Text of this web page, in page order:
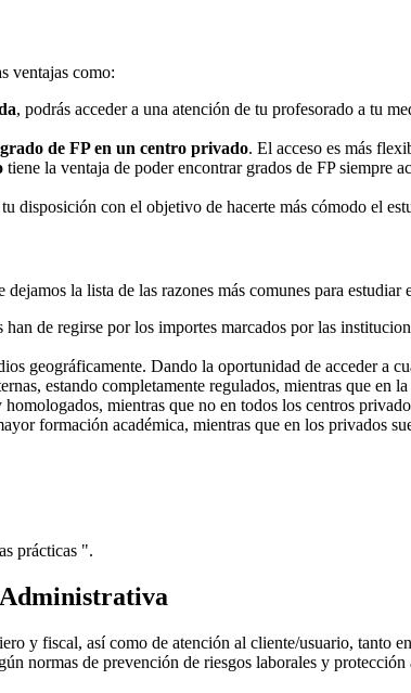
ventajas como:
, podrás acceder a una atención de tu profesorado a tu
grado de FP en un centro privado. El acceso es más
tiene la ventaja de poder encontrar grados de FP siempre
disposición con el objetivo de hacerte más cómodo el
dejamos la lista de las razones más comunes para estudiar
de regirse por los importes marcados por las
geográficamente. Dando la oportunidad de acceder a
estando completamente regulados, mientras que en
mientras que no en todos los centros
formación académica, mientras que en los privados
prácticas ".
y fiscal, así como de atención al cliente/usuario, tanto
normas de prevención de riesgos laborales y protección